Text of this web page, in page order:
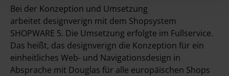
Bei der Konzeption und Umsetzung
arbeitet designverign mit dem Shop­system
SHOPWARE 5. Die Umsetzung erfolgte im Full­service.
Das heißt, das designverign die Konzeption für ein
einheitliches Web- und Navigations­design in
Absprache mit Douglas für alle europäischen Shops